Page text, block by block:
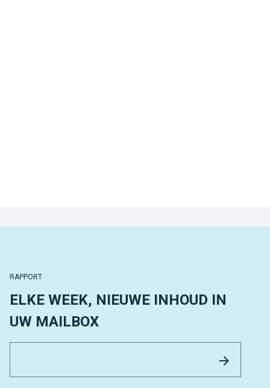
RAPPORT
ELKE WEEK, NIEUWE INHOUD IN
UW MAILBOX